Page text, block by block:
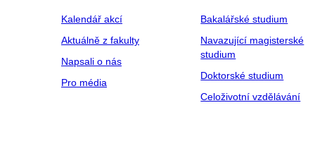
Kalendář akcí
Aktuálně z fakulty
Napsali o nás
Pro média
Bakalářské studium
Navazující magisterské
studium
Doktorské studium
Celoživotní vzdělávání